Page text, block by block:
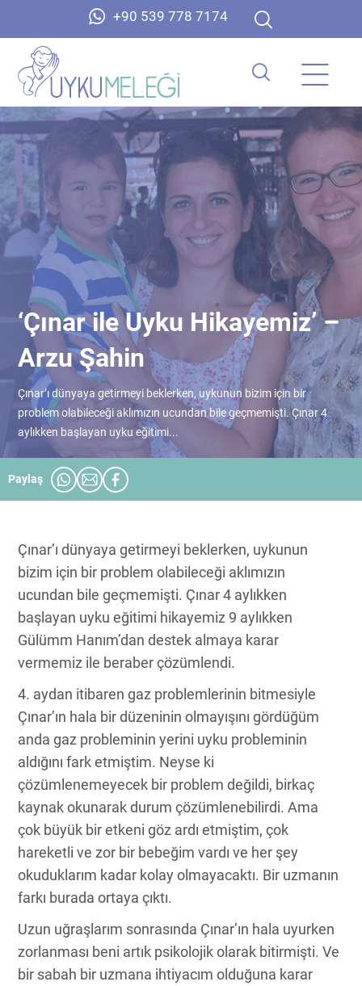
+90 539 778 7174
‘Çınar ile Uyku Hikayemiz’ –
Arzu Şahin
Çınar’ı dünyaya getirmeyi beklerken, uykunun bizim için bir
problem olabileceği aklımızın ucundan bile geçmemişti. Çınar 4
aylıkken başlayan uyku eğitimi...
Paylaş
Çınar’ı dünyaya getirmeyi beklerken, uykunun
bizim için bir problem olabileceği aklımızın
ucundan bile geçmemişti. Çınar 4 aylıkken
başlayan uyku eğitimi hikayemiz 9 aylıkken
Gülümm Hanım’dan destek almaya karar
vermemiz ile beraber çözümlendi.
4. aydan itibaren gaz problemlerinin bitmesiyle
Çınar’ın hala bir düzeninin olmayışını gördüğüm
anda gaz probleminin yerini uyku probleminin
aldığını fark etmiştim. Neyse ki
çözümlenemeyecek bir problem değildi, birkaç
kaynak okunarak durum çözümlenebilirdi. Ama
çok büyük bir etkeni göz ardı etmiştim, çok
hareketli ve zor bir bebeğim vardı ve her şey
okuduklarım kadar kolay olmayacaktı. Bir uzmanın
farkı burada ortaya çıktı.
Uzun uğraşlarım sonrasında Çınar’ın hala uyurken
zorlanması beni artık psikolojik olarak bitirmişti. Ve
bir sabah bir uzmana ihtiyacım olduğuna karar